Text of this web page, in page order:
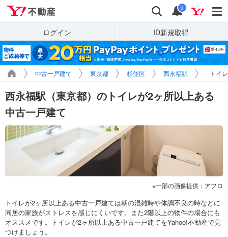
検索 通知
i
ログイン ID新規取得
中古一戸建て 東京都 杉並区 西永福駅 トイ
西永福駅（東京都）のトイレが2ヶ所以上ある
中古一戸建て
一部の画像提供：アフロ
トイレが2ヶ所以上ある中古一戸建ては朝の混雑時や体調不良の時などに
同居の家族がストレスを感じにくいです。また2階以上の物件の場合にも
オススメです。トイレが2ヶ所以上ある中古一戸建てをYahoo!不動産で見
つけましょう。